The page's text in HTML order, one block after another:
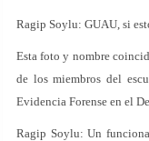
Ragip Soylu: GUAU, si
Esta foto y nombre
de los miembros del
Evidencia Forense en el
Ragip Soylu: Un